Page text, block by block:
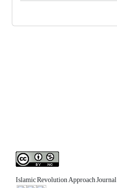
Islamic Revolution Approach Journal